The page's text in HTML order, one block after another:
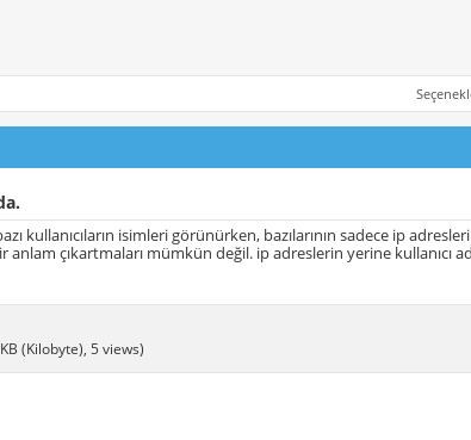
kullanıcıların isimleri görünürken, bazılarının sadece ip
çıkartmaları mümkün değil. ip adreslerin yerine kullanıcı
(Kilobyte), 5 views)